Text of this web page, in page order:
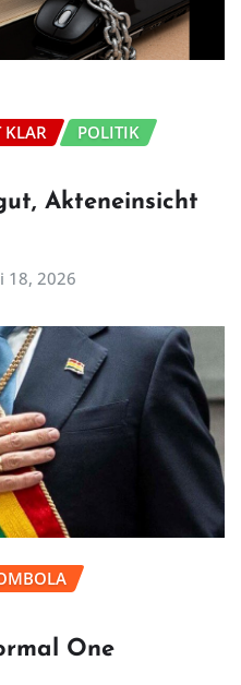
KLAR
POLITIK
Akteneinsicht
18, 2026
One